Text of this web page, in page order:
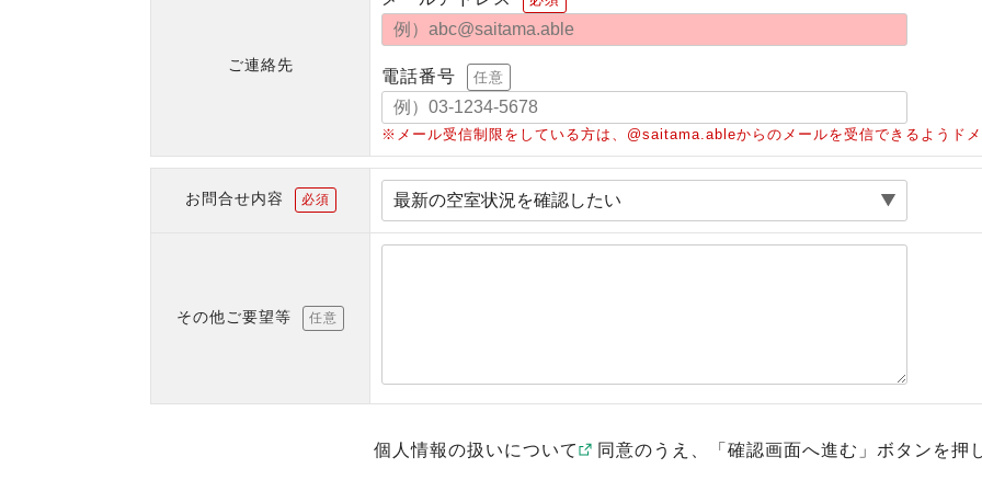
ご連絡先
電話番号 任意
※メール受信制限をしている方は、@saitama.ableからのメールを受信できるようド
お問合せ内容 必須
その他ご要望等 任意
個人情報の扱いについて 同意のうえ、「確認画面へ進む」ボタンを押